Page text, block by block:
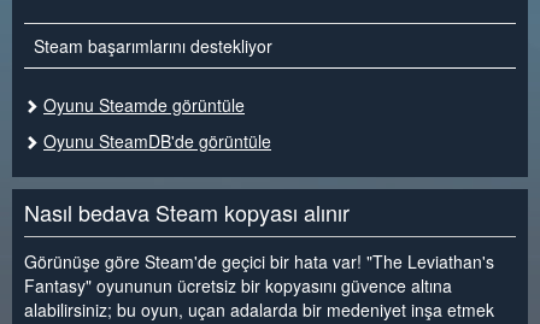
Steam başarımlarını destekliyor
Oyunu Steamde görüntüle
Oyunu SteamDB'de görüntüle
Nasıl bedava Steam kopyası alınır
Görünüşe göre Steam'de geçici bir hata var! "The Leviathan's
Fantasy" oyununun ücretsiz bir kopyasını güvence altına
alabilirsiniz; bu oyun, uçan adalarda bir medeniyet inşa etmek